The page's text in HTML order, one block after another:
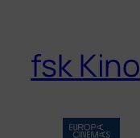
fsk Kino